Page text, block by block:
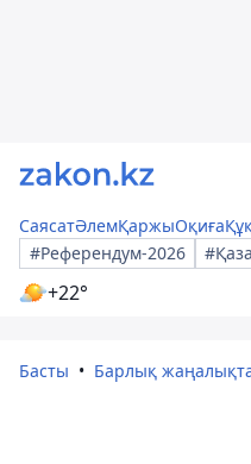
СаясатӘлемҚаржыОқиға
#Референдум-2026
+22°
Басты Барлық